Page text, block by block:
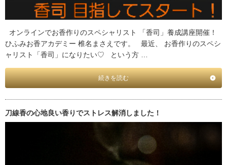
オンラインでお香作りのスペシャリスト 「香司」養成講座開催！
ひふみお香アカデミー 椎名まさえです。 最近、 お香作りのスペシ
ャリスト「香司」になりたい♡ という方 …
続きを読む
刀線香の心地良い香りでストレス解消しました！